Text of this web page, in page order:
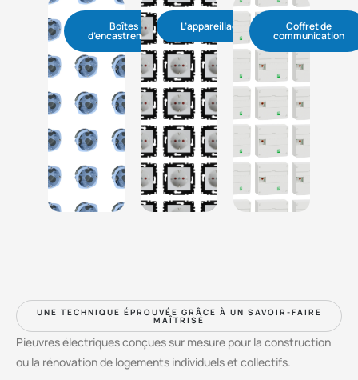
Boîtes
d’encastrement
L’appareillage Coffret de
communication
UNE TECHNIQUE ÉPROUVÉE GRÂCE À UN SAVOIR-FAIRE
MAÎTRISÉ
Pieuvres électriques conçues sur mesure pour la construction
ou la rénovation de logements individuels et collectifs.